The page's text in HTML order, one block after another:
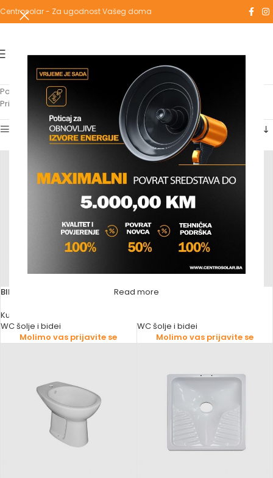
Read more
Centrosolar - Za ugodnost Vašeg doma
Početna Kupaonski namještaj i sanitarije/WC šolje i bidei
Prikaz 1–12 od 33 rezultata
Show sidebar
BIDE BIJELI VISEĆI INKER JULIA
Kupaonski namještaj i sanitarije
WC šolje i bidei
Molimo vas prijavite se
BIDE IDEAL BIJELI
WC šolje i bidei
Molimo vas prijavite se